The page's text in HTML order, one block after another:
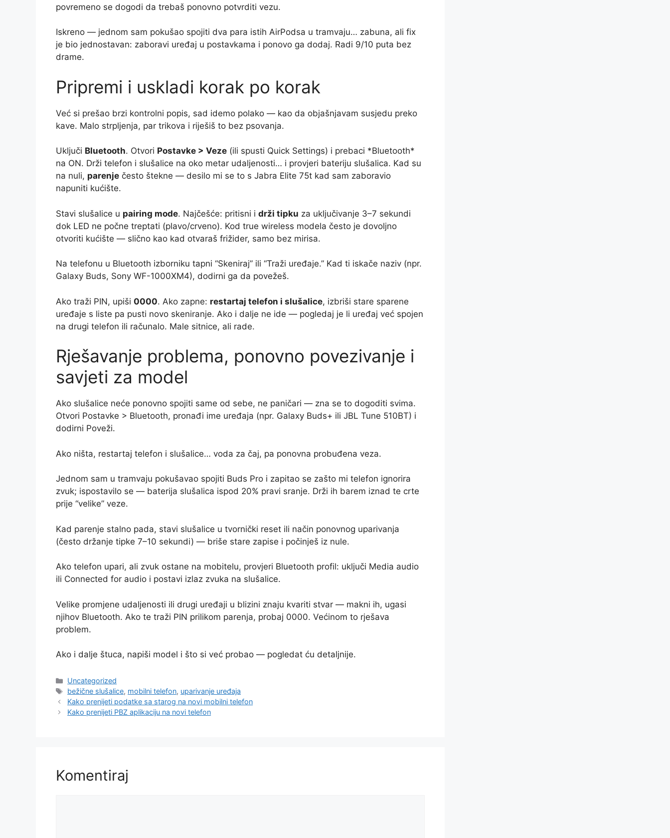
povremeno se dogodi da trebaš ponovno potvrditi vezu.
Iskreno — jednom sam pokušao spojiti dva para istih AirPodsa u tramvaju… zabuna, ali fix
je bio jednostavan: zaboravi uređaj u postavkama i ponovo ga dodaj. Radi 9/10 puta bez
drame.
Pripremi i uskladi korak po korak
Već si prešao brzi kontrolni popis, sad idemo polako — kao da objašnjavam susjedu preko
kave. Malo strpljenja, par trikova i riješiš to bez psovanja.
Uključi Bluetooth. Otvori Postavke > Veze (ili spusti Quick Settings) i prebaci *Bluetooth*
na ON. Drži telefon i slušalice na oko metar udaljenosti… i provjeri bateriju slušalica. Kad su
na nuli, parenje često štekne — desilo mi se to s Jabra Elite 75t kad sam zaboravio
napuniti kućište.
Stavi slušalice u pairing mode. Najčešće: pritisni i drži tipku za uključivanje 3–7 sekundi
dok LED ne počne treptati (plavo/crveno). Kod true wireless modela često je dovoljno
otvoriti kućište — slično kao kad otvaraš frižider, samo bez mirisa.
Na telefonu u Bluetooth izborniku tapni “Skeniraj” ili “Traži uređaje.” Kad ti iskače naziv (npr.
Galaxy Buds, Sony WF-1000XM4), dodirni ga da povežeš.
Ako traži PIN, upiši 0000. Ako zapne: restartaj telefon i slušalice, izbriši stare sparene
uređaje s liste pa pusti novo skeniranje. Ako i dalje ne ide — pogledaj je li uređaj već spojen
na drugi telefon ili računalo. Male sitnice, ali rade.
Rješavanje problema, ponovno povezivanje i
savjeti za model
Ako slušalice neće ponovno spojiti same od sebe, ne paničari — zna se to dogoditi svima.
Otvori Postavke > Bluetooth, pronađi ime uređaja (npr. Galaxy Buds+ ili JBL Tune 510BT) i
dodirni Poveži.
Ako ništa, restartaj telefon i slušalice… voda za čaj, pa ponovna probuđena veza.
Jednom sam u tramvaju pokušavao spojiti Buds Pro i zapitao se zašto mi telefon ignorira
zvuk; ispostavilo se — baterija slušalica ispod 20% pravi sranje. Drži ih barem iznad te crte
prije “velike” veze.
Kad parenje stalno pada, stavi slušalice u tvornički reset ili način ponovnog uparivanja
(često držanje tipke 7–10 sekundi) — briše stare zapise i počinješ iz nule.
Ako telefon upari, ali zvuk ostane na mobitelu, provjeri Bluetooth profil: uključi Media audio
ili Connected for audio i postavi izlaz zvuka na slušalice.
Velike promjene udaljenosti ili drugi uređaji u blizini znaju kvariti stvar — makni ih, ugasi
njihov Bluetooth. Ako te traži PIN prilikom parenja, probaj 0000. Većinom to rješava
problem.
Ako i dalje štuca, napiši model i što si već probao — pogledat ću detaljnije.
Kategorije
Uncategorized
Oznake
bežične slušalice, mobilni telefon, uparivanje uređaja
Kako prenijeti podatke sa starog na novi mobilni telefon
Kako prenijeti PBZ aplikaciju na novi telefon
Komentiraj